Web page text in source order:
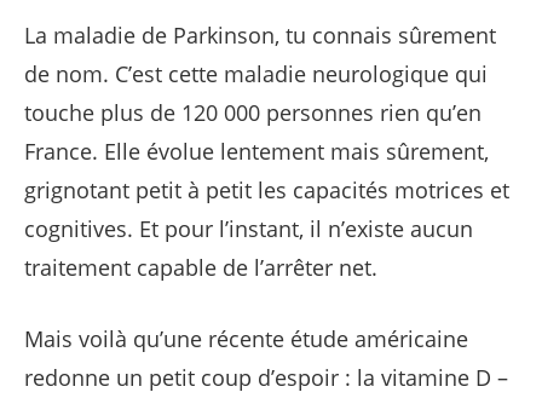
La maladie de Parkinson, tu connais sûrement
de nom. C’est cette maladie neurologique qui
touche plus de 120 000 personnes rien qu’en
France. Elle évolue lentement mais sûrement,
grignotant petit à petit les capacités motrices et
cognitives. Et pour l’instant, il n’existe aucun
traitement capable de l’arrêter net.
Mais voilà qu’une récente étude américaine
redonne un petit coup d’espoir : la vitamine D –